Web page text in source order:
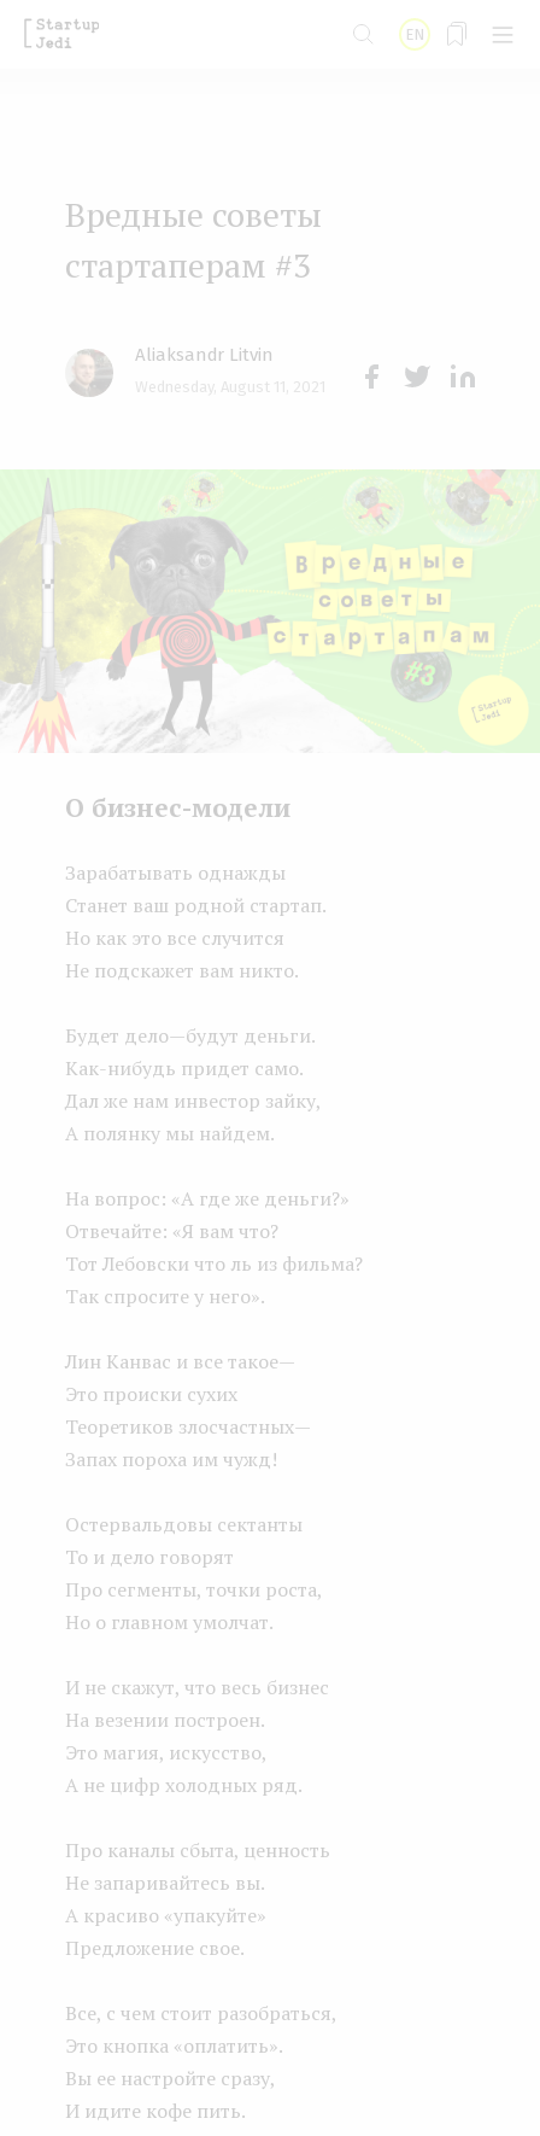
t
e
EN
Вредные советы
стартаперам #3
Aliaksandr Litvin
Wednesday, August 11, 2021
k
n
О бизнес-модели
Зарабатывать однажды
Станет ваш родной стартап.
Но как это все случится
Не подскажет вам никто.
Будет дело — будут деньги.
Как-нибудь придет само.
Дал же нам инвестор зайку,
А полянку мы найдем.
На вопрос: «А где же деньги?»
Отвечайте: «Я вам что?
Тот Лебовски что ль из фильма?
Так спросите у него».
Лин Канвас и все такое —
Это происки сухих
Теоретиков злосчастных —
Запах пороха им чужд!
Остервальдовы сектанты
То и дело говорят
Про сегменты, точки роста,
Но о главном умолчат.
И не скажут, что весь бизнес
На везении построен.
Это магия, искусство,
А не цифр холодных ряд.
Про каналы сбыта, ценность
Не запаривайтесь вы.
А красиво «упакуйте»
Предложение свое.
Все, с чем стоит разобраться,
Это кнопка «оплатить».
Вы ее настройте сразу,
И идите кофе пить.